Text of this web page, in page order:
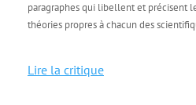
paragraphes qui libellent et précisent
théories propres à chacun des
Lire la critique